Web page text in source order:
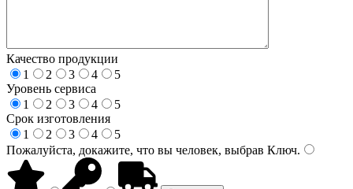
Качество продукции
1
2 3 4
5
Уровень сервиса
1
2 3 4
5
Срок изготовления
1
2 3 4
5
Пожалуйста, докажите, что вы человек, выбрав Ключ.